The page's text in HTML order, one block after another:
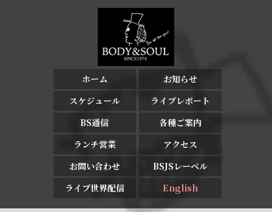
ホーム
お知らせ
スケジュール
ライブレポート
BS通信
各種ご案内
ランチ営業
アクセス
お問い合わせ
BSJSレーベル
ライブ世界配信
English